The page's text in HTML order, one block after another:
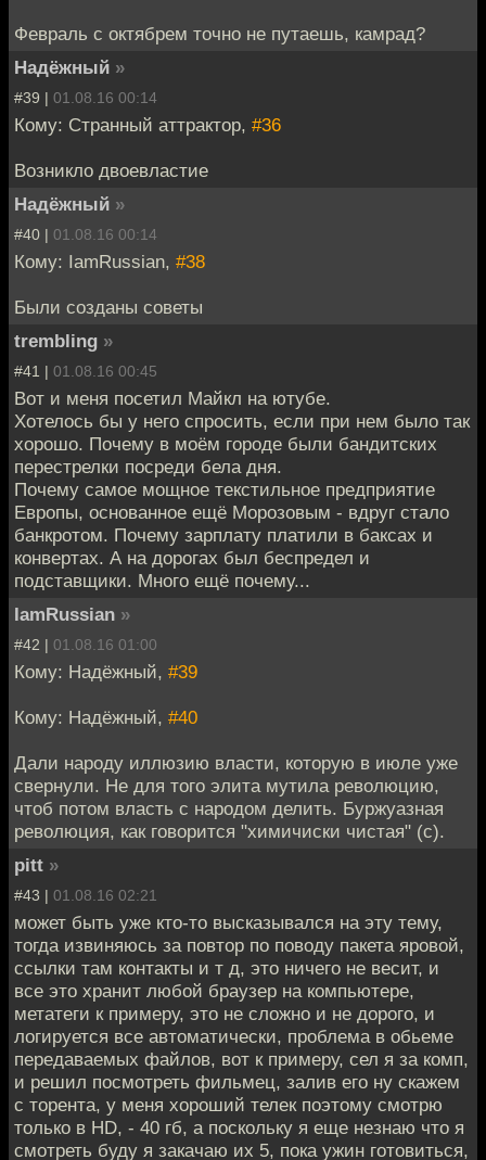
Февраль с октябрем точно не путаешь, камрад?
Надёжный »
#39 | 01.08.16 00:14
Кому: Странный аттрактор, #36
Возникло двоевластие
Надёжный »
#40 | 01.08.16 00:14
Кому: IamRussian, #38
Были созданы советы
trembling »
#41 | 01.08.16 00:45
Вот и меня посетил Майкл на ютубе.
Хотелось бы у него спросить, если при нем было так
хорошо. Почему в моём городе были бандитских
перестрелки посреди бела дня.
Почему самое мощное текстильное предприятие
Европы, основанное ещё Морозовым - вдруг стало
банкротом. Почему зарплату платили в баксах и
конвертах. А на дорогах был беспредел и
подставщики. Много ещё почему...
IamRussian »
#42 | 01.08.16 01:00
Кому: Надёжный, #39
Кому: Надёжный, #40
Дали народу иллюзию власти, которую в июле уже
свернули. Не для того элита мутила революцию,
чтоб потом власть с народом делить. Буржуазная
революция, как говорится "химичиски чистая" (с).
pitt »
#43 | 01.08.16 02:21
может быть уже кто-то высказывался на эту тему,
тогда извиняюсь за повтор по поводу пакета яровой,
ссылки там контакты и т д, это ничего не весит, и
все это хранит любой браузер на компьютере,
метатеги к примеру, это не сложно и не дорого, и
логируется все автоматически, проблема в обьеме
передаваемых файлов, вот к примеру, сел я за комп,
и решил посмотреть фильмец, залив его ну скажем
с торента, у меня хороший телек поэтому смотрю
только в HD, - 40 гб, а поскольку я еще незнаю что я
смотреть буду я закачаю их 5, пока ужин готовиться,